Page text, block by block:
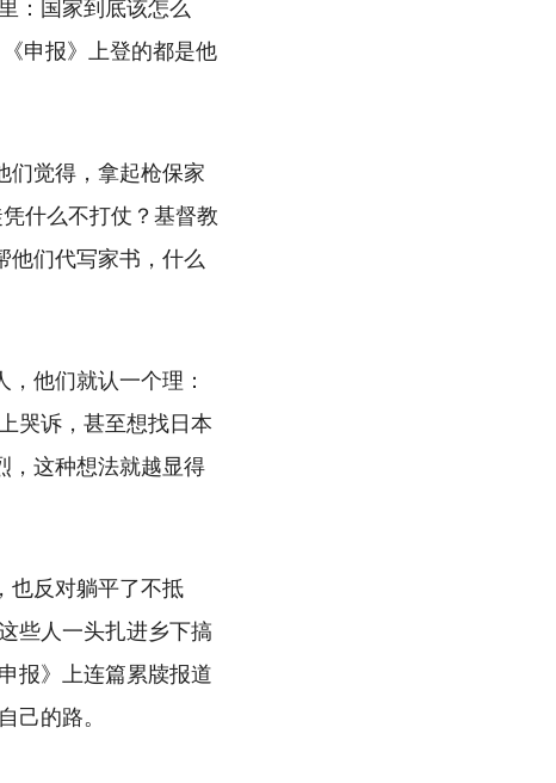
：国家到底该怎么
申报》上登的都是他
们觉得，拿起枪保家
什么不打仗？基督教
他们代写家书，什么
他们就认一个理：
哭诉，甚至想找日本
，这种想法就越显得
也反对躺平了不抵
些人一头扎进乡下搞
报》上连篇累牍报道
己的路。